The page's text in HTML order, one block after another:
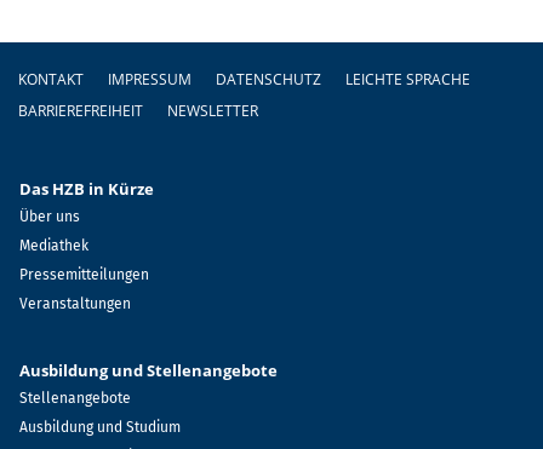
Fußzeile
KONTAKT IMPRESSUM DATENSCHUTZ
LEICHTE SPRACHE
BARRIEREFREIHEIT
NEWSLETTER
Das HZB in Kürze
Über uns
Mediathek
Pressemitteilungen
Veranstaltungen
Ausbildung und Stellenangebote
Stellenangebote
Ausbildung und Studium